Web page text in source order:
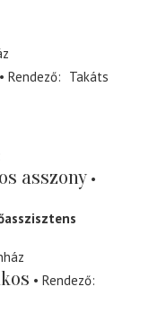
Rendező
Takáts
asszony
Rendező